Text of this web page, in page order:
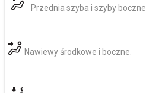
Przednia szyba i szyby boczne.
Nawiewy środkowe i boczne.